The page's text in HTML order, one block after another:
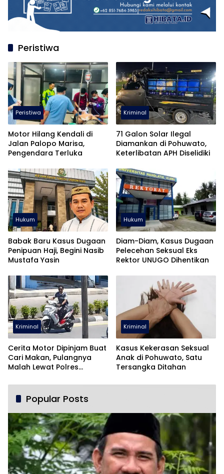
Peristiwa
Peristiwa
Motor Hilang Kendali di
Jalan Palopo Marisa,
Pengendara Terluka
Kriminal
71 Galon Solar Ilegal
Diamankan di Pohuwato,
Keterlibatan APH Diselidiki
Hukum
Babak Baru Kasus Dugaan
Penipuan Haji, Begini Nasib
Mustafa Yasin
Hukum
Diam-Diam, Kasus Dugaan
Pelecehan Seksual Eks
Rektor UNUGO Dihentikan
Kriminal
Cerita Motor Dipinjam Buat
Cari Makan, Pulangnya
Malah Lewat Polres
Kriminal
Kasus Kekerasan Seksual
Anak di Pohuwato, Satu
Tersangka Ditahan
Popular Posts